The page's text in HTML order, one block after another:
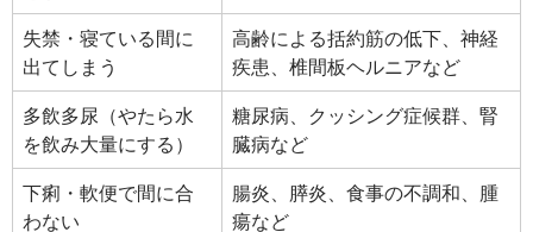
失禁・寝ている間に
出てしまう
高齢による括約筋の低下、神経
疾患、椎間板ヘルニアなど
多飲多尿（やたら水
を飲み大量にする）
糖尿病、クッシング症候群、腎
臓病など
下痢・軟便で間に合
わない
腸炎、膵炎、食事の不調和、腫
瘍など